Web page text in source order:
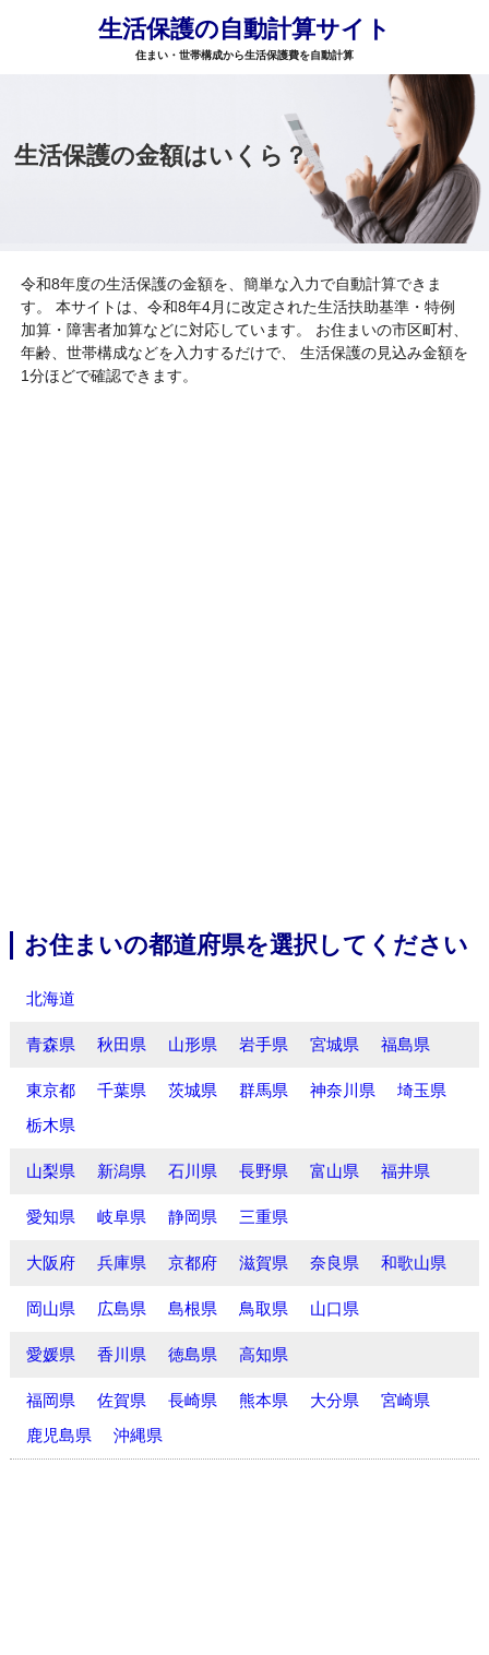
生活保護の自動計算サイト
住まい・世帯構成から生活保護費を自動計算
生活保護の金額はいくら？
令和8年度の生活保護の金額を、簡単な入力で自動計算できま
す。 本サイトは、令和8年4月に改定された生活扶助基準・特例
加算・障害者加算などに対応しています。 お住まいの市区町村、
年齢、世帯構成などを入力するだけで、 生活保護の見込み金額を
1分ほどで確認できます。
お住まいの都道府県を選択してください
北海道
青森県 秋田県 山形県 岩手県 宮城県 福島県
東京都 千葉県 茨城県 群馬県 神奈川県
埼玉県
栃木県
山梨県 新潟県 石川県 長野県 富山県 福井県
愛知県 岐阜県 静岡県 三重県
大阪府 兵庫県 京都府 滋賀県 奈良県 和歌山県
岡山県 広島県 島根県 鳥取県 山口県
愛媛県 香川県 徳島県 高知県
福岡県 佐賀県 長崎県 熊本県 大分県
宮崎県
鹿児島県
沖縄県